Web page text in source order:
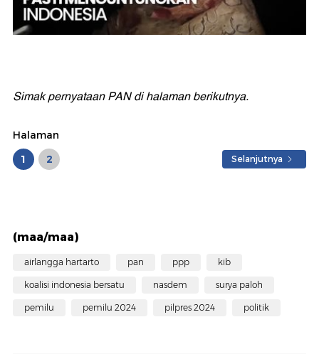
Simak pernyataan PAN di halaman berikutnya.
Halaman
1
2 Selanjutnya
(maa/maa)
airlangga hartarto pan ppp kib
koalisi indonesia bersatu nasdem surya paloh
pemilu pemilu 2024 pilpres 2024 politik